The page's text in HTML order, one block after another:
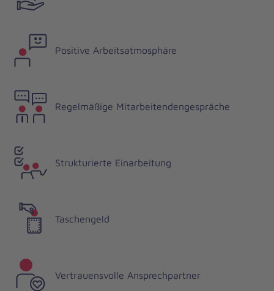
Positive Arbeitsatmosphäre
Regelmäßige Mitarbeitendengespräche
Strukturierte Einarbeitung
Taschengeld
Vertrauensvolle Ansprechpartner